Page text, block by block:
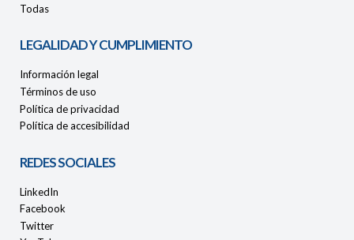
Todas
LEGALIDAD Y CUMPLIMIENTO
Información legal
Términos de uso
Política de privacidad
Política de accesibilidad
REDES SOCIALES
LinkedIn
Facebook
Twitter